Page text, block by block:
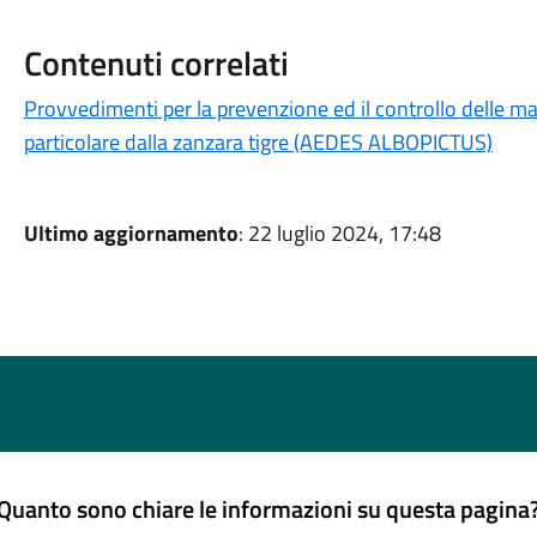
Contenuti correlati
Provvedimenti per la prevenzione ed il controllo delle
particolare dalla zanzara tigre (AEDES ALBOPICTUS)
Ultimo aggiornamento: 22 luglio 2024, 17:48
sono chiare le informazioni su questa